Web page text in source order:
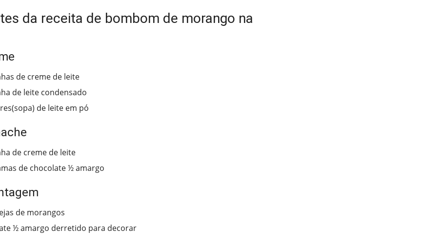
da receita de bombom de morango na
de creme de leite
de leite condensado
de leite em pó
de creme de leite
de chocolate ½ amargo
de morangos
½ amargo derretido para decorar